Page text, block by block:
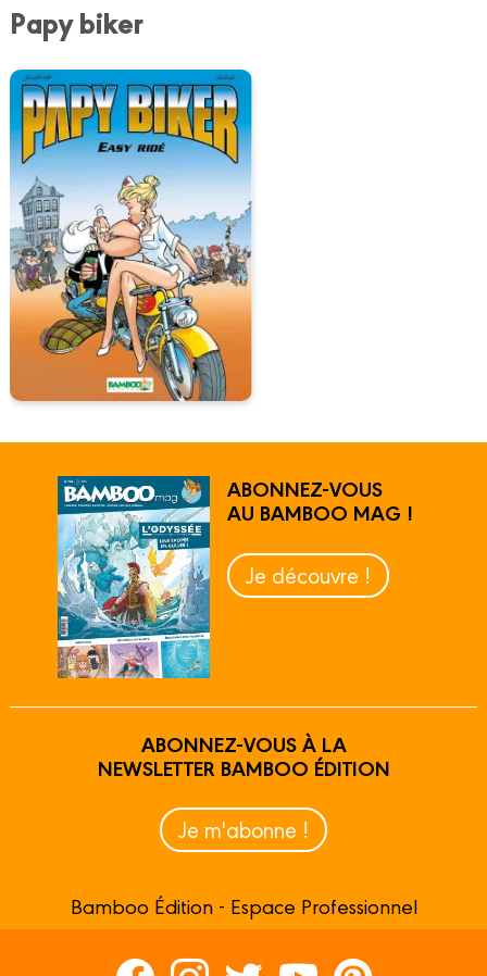
Papy biker
ABONNEZ-VOUS
AU BAMBOO MAG !
Je découvre !
ABONNEZ-VOUS À LA
NEWSLETTER BAMBOO ÉDITION
Je m'abonne !
Bamboo Édition - Espace Professionnel